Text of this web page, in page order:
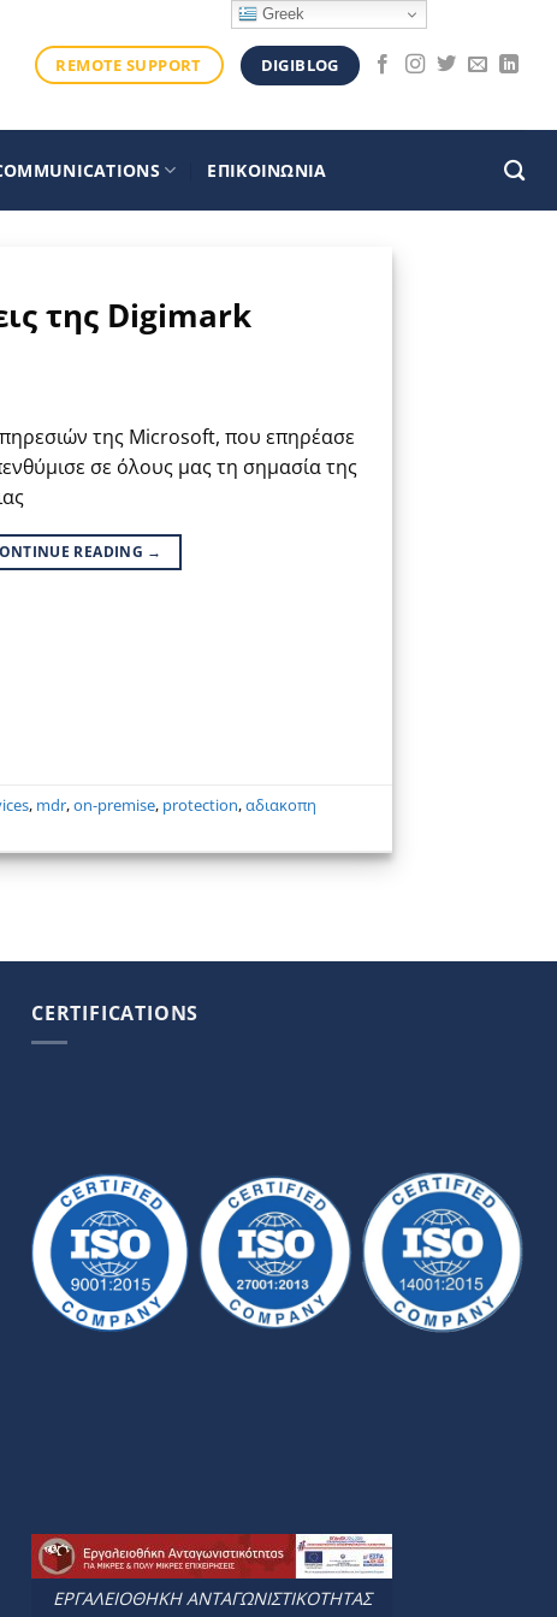
REMOTE SUPPORT DIGIBLOG
ΕΠΙΚΟΙΝΩΝΙΑ
της Digimark
της Microsoft, που επηρέασε
σε όλους μας τη σημασία της
READING →
, mdr,on-premise, protection,αδιακοπη
CERTIFICATIONS
ΕΡΓΑΛΕΙΟΘΗΚΗ ΑΝΤΑΓΩΝΙΣΤΙΚΟΤΗΤΑΣ
Greek